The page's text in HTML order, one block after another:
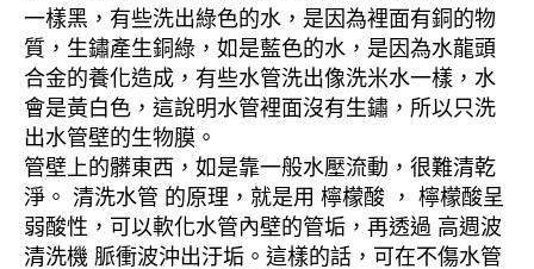
一樣黑，有些洗出綠色的水，是因為裡面有銅的物
質，生鏽產生銅綠，如是藍色的水，是因為水龍頭
合金的養化造成，有些水管洗出像洗米水一樣，水
會是黃白色，這說明水管裡面沒有生鏽，所以只洗
出水管壁的生物膜。
管壁上的髒東西，如是靠一般水壓流動，很難清乾
淨。 清洗水管 的原理，就是用 檸檬酸 ， 檸檬酸呈
弱酸性，可以軟化水管內壁的管垢，再透過 高週波
清洗機 脈衝波沖出汙垢。這樣的話，可在不傷水管